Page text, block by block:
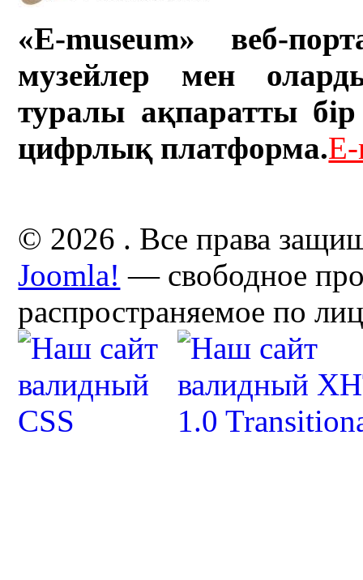
«E-museum» веб-
музейлер мен
туралы ақпаратты бір
цифрлық платформа.
© 2026 . Все права
Joomla! — свободное
распространяемое по